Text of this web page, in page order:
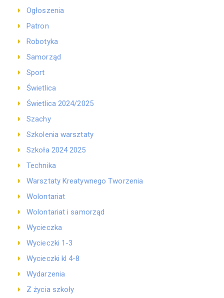
Ogłoszenia
Patron
Robotyka
Samorząd
Sport
Świetlica
Świetlica 2024/2025
Szachy
Szkolenia warsztaty
Szkoła 2024 2025
Technika
Warsztaty Kreatywnego Tworzenia
Wolontariat
Wolontariat i samorząd
Wycieczka
Wycieczki 1-3
Wycieczki kl 4-8
Wydarzenia
Z życia szkoły